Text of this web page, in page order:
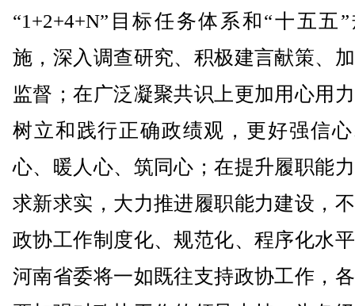
“1+2+4+N”目标任务体系和“十五五
施，深入调查研究、积极建言献策、
监督；在广泛凝聚共识上更加用心用
树立和践行正确政绩观，更好强信
心、暖人心、筑同心；在提升履职能
求新求实，大力推进履职能力建设，
政协工作制度化、规范化、程序化水
河南省委将一如既往支持政协工作，